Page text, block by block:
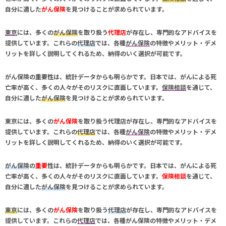
自分に適したがん保険を見つけることが求められています。
東京には、多くのがん保険を取り扱う代理店が存在し、専門的なアドバイスを
提供しています。これらの代理店では、各種がん保険の特徴やメリット・デメ
リットを詳しく説明してくれるため、納得のいく選択が可能です。
がん保険の重要性は、統計データからも明らかです。日本では、がんによる死
亡率が高く、多くの人々がそのリスクに直面しています。 保険相談を通じて、
自分に適したがん保険を見つけることが求められています。
東京には、多くのがん保険を取り扱う代理店が存在し、専門的なアドバイスを
提供しています。これらの代理店では、各種がん保険の特徴やメリット・デメ
リットを詳しく説明してくれるため、納得のいく選択が可能です。
がん保険の重要性は、統計データからも明らかです。日本では、がんによる死
亡率が高く、多くの人々がそのリスクに直面しています。 保険相談を通じて、
自分に適したがん保険を見つけることが求められています。
東京には、多くのがん保険を取り扱う代理店が存在し、専門的なアドバイスを
提供しています。これらの代理店では、各種がん保険の特徴やメリット・デメ